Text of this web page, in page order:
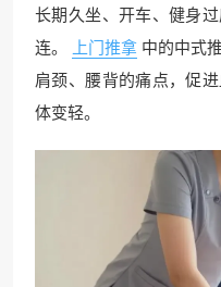
长期久坐、开车、健身
连。
上门推拿 中的中式
肩颈、腰背的痛点，促
体变轻。